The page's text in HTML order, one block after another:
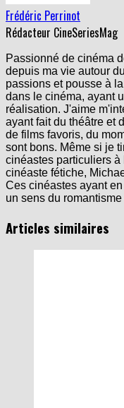
Rédacteur CineSeriesMag
Passionné de cinéma
passions et pousse à
dans le cinéma, ayant
réalisation. J'aime
ayant fait du théâtre et
de films favoris, du
sont bons. Même si je
cinéastes particuliers
cinéaste fétiche,
Ces cinéastes ayant
un sens du
Articles similaires